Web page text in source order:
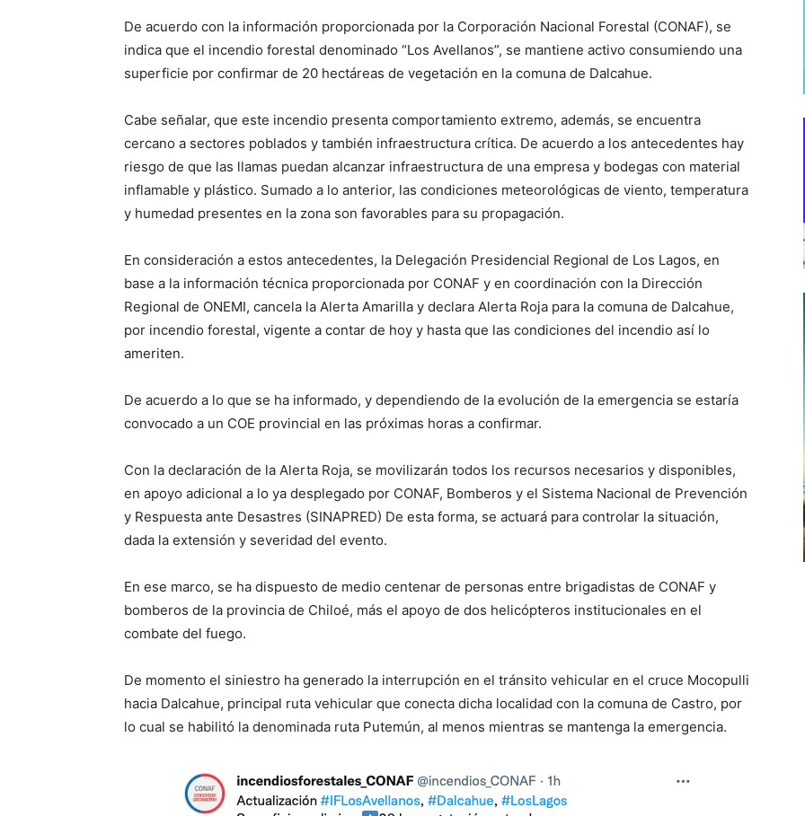
De acuerdo con la información proporcionada por la Corporación Nacional Forestal (CONAF), se
indica que el incendio forestal denominado “Los Avellanos”, se mantiene activo consumiendo una
superficie por confirmar de 20 hectáreas de vegetación en la comuna de Dalcahue.
Cabe señalar, que este incendio presenta comportamiento extremo, además, se encuentra
cercano a sectores poblados y también infraestructura crítica. De acuerdo a los antecedentes hay
riesgo de que las llamas puedan alcanzar infraestructura de una empresa y bodegas con material
inflamable y plástico. Sumado a lo anterior, las condiciones meteorológicas de viento, temperatura
y humedad presentes en la zona son favorables para su propagación.
En consideración a estos antecedentes, la Delegación Presidencial Regional de Los Lagos, en
base a la información técnica proporcionada por CONAF y en coordinación con la Dirección
Regional de ONEMI, cancela la Alerta Amarilla y declara Alerta Roja para la comuna de Dalcahue,
por incendio forestal, vigente a contar de hoy y hasta que las condiciones del incendio así lo
ameriten.
De acuerdo a lo que se ha informado, y dependiendo de la evolución de la emergencia se estaría
convocado a un COE provincial en las próximas horas a confirmar.
Con la declaración de la Alerta Roja, se movilizarán todos los recursos necesarios y disponibles,
en apoyo adicional a lo ya desplegado por CONAF, Bomberos y el Sistema Nacional de Prevención
y Respuesta ante Desastres (SINAPRED) De esta forma, se actuará para controlar la situación,
dada la extensión y severidad del evento.
En ese marco, se ha dispuesto de medio centenar de personas entre brigadistas de CONAF y
bomberos de la provincia de Chiloé, más el apoyo de dos helicópteros institucionales en el
combate del fuego.
De momento el siniestro ha generado la interrupción en el tránsito vehicular en el cruce Mocopulli
hacia Dalcahue, principal ruta vehicular que conecta dicha localidad con la comuna de Castro, por
lo cual se habilitó la denominada ruta Putemún, al menos mientras se mantenga la emergencia.